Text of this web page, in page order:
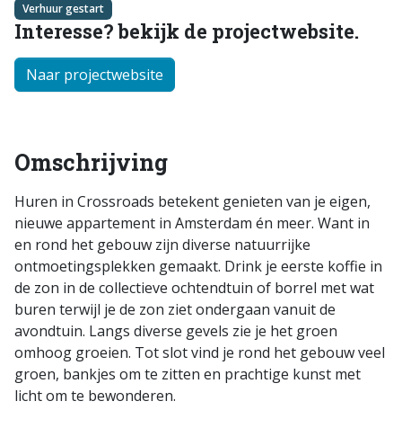
Verhuur gestart
Interesse? bekijk de projectwebsite.
Naar projectwebsite
Omschrijving
Huren in Crossroads betekent genieten van je eigen,
nieuwe appartement in Amsterdam én meer. Want in
en rond het gebouw zijn diverse natuurrijke
ontmoetingsplekken gemaakt. Drink je eerste koffie in
de zon in de collectieve ochtendtuin of borrel met wat
buren terwijl je de zon ziet ondergaan vanuit de
avondtuin. Langs diverse gevels zie je het groen
omhoog groeien. Tot slot vind je rond het gebouw veel
groen, bankjes om te zitten en prachtige kunst met
licht om te bewonderen.